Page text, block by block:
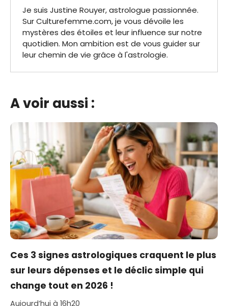
Je suis Justine Rouyer, astrologue passionnée.
Sur Culturefemme.com, je vous dévoile les
mystères des étoiles et leur influence sur notre
quotidien. Mon ambition est de vous guider sur
leur chemin de vie grâce à l'astrologie.
A voir aussi :
Ces 3 signes astrologiques craquent le plus
sur leurs dépenses et le déclic simple qui
change tout en 2026 !
Aujourd’hui à 16h20